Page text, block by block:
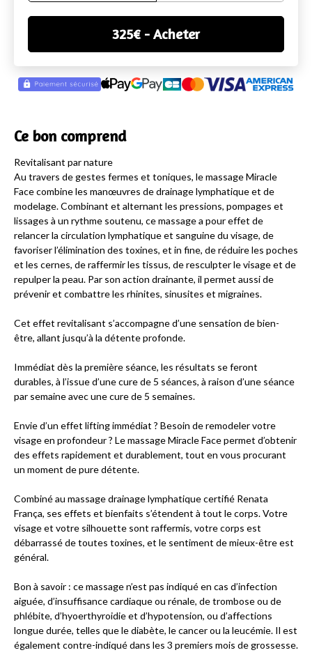
325€- Acheter
Ce bon comprend
Revitalisant par nature
Au travers de gestes fermes et toniques, le massage Miracle
Face combine les manœuvres de drainage lymphatique et de
modelage. Combinant et alternant les pressions, pompages et
lissages à un rythme soutenu, ce massage a pour effet de
relancer la circulation lymphatique et sanguine du visage, de
favoriser l’élimination des toxines, et in fine, de réduire les poches
et les cernes, de raffermir les tissus, de resculpter le visage et de
repulper la peau. Par son action drainante, il permet aussi de
prévenir et combattre les rhinites, sinusites et migraines.
Cet effet revitalisant s’accompagne d’une sensation de bien-
être, allant jusqu’à la détente profonde.
Immédiat dès la première séance, les résultats se feront
durables, à l’issue d’une cure de 5 séances, à raison d’une séance
par semaine avec une cure de 5 semaines.
Envie d’un effet lifting immédiat ? Besoin de remodeler votre
visage en profondeur ? Le massage Miracle Face permet d’obtenir
des effets rapidement et durablement, tout en vous procurant
un moment de pure détente.
Combiné au massage drainage lymphatique certifié Renata
França, ses effets et bienfaits s’étendent à tout le corps. Votre
visage et votre silhouette sont raffermis, votre corps est
débarrassé de toutes toxines, et le sentiment de mieux-être est
général.
Bon à savoir : ce massage n’est pas indiqué en cas d’infection
aiguée, d’insuffisance cardiaque ou rénale, de trombose ou de
phlébite, d’hyoerthyroidie et d’hypotension, ou d’affections
longue durée, telles que le diabète, le cancer ou la leucémie. Il est
également contre-indiqué dans les 3 premiers mois de grossesse.